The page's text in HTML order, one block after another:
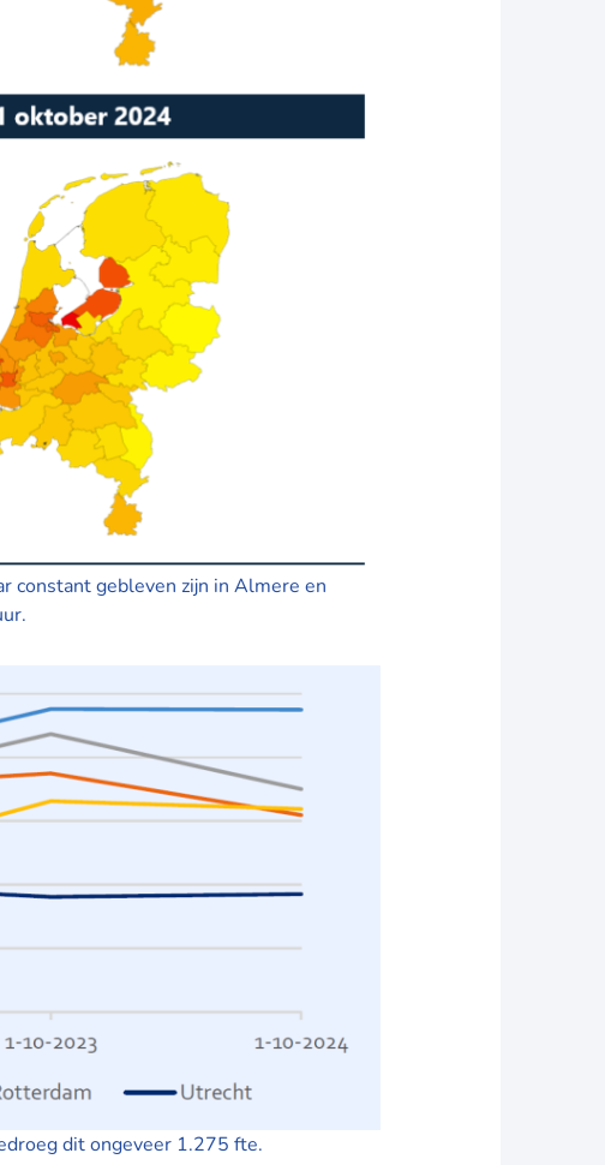
constant gebleven zijn in Almere en
dit ongeveer 1.275 fte.